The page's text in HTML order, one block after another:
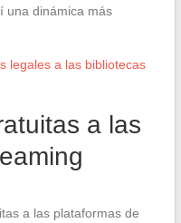
una dinámica más
legales a las bibliotecas
a las
a las plataformas de